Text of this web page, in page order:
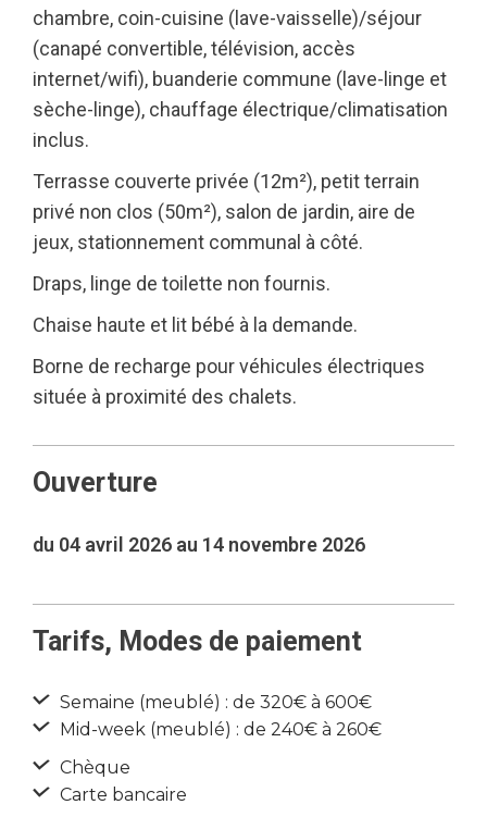
chambre, coin-cuisine (lave-vaisselle)/séjour
(canapé convertible, télévision, accès
internet/wifi), buanderie commune (lave-linge et
sèche-linge), chauffage électrique/climatisation
inclus.
Terrasse couverte privée (12m²), petit terrain
privé non clos (50m²), salon de jardin, aire de
jeux, stationnement communal à côté.
Draps, linge de toilette non fournis.
Chaise haute et lit bébé à la demande.
Borne de recharge pour véhicules électriques
située à proximité des chalets.
Ouverture
du 04 avril 2026 au 14 novembre 2026
Tarifs, Modes de paiement
Semaine (meublé) : de 320€ à 600€
Mid-week (meublé) : de 240€ à 260€
Chèque
Carte bancaire